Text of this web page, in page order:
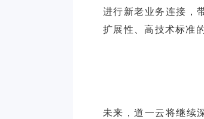
进行新老业务连接，
扩展性、高技术标准
未来，道一云将继续